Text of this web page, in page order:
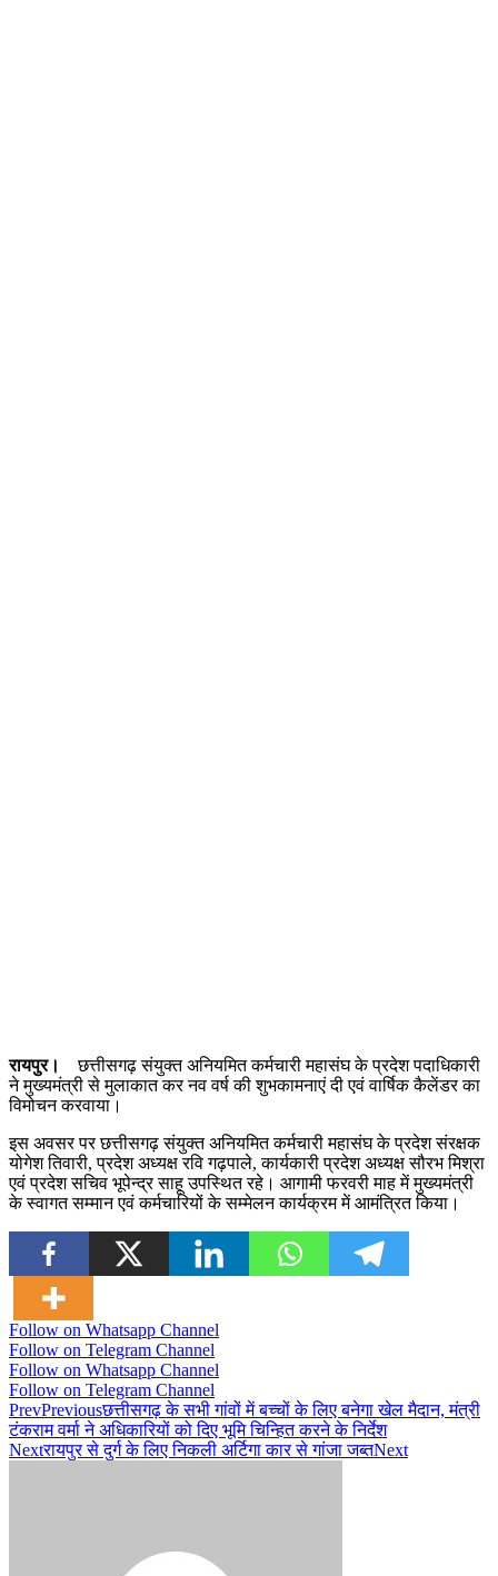
रायपुर।
छत्तीसगढ़ संयुक्त अनियमित कर्मचारी महासंघ के प्रदेश पदाधिकारी
ने मुख्यमंत्री से मुलाकात कर नव वर्ष की शुभकामनाएं दी एवं वार्षिक कैलेंडर का
विमोचन करवाया।
इस अवसर पर छत्तीसगढ़ संयुक्त अनियमित कर्मचारी महासंघ के प्रदेश संरक्षक
योगेश तिवारी, प्रदेश अध्यक्ष रवि गढ़पाले, कार्यकारी प्रदेश अध्यक्ष सौरभ मिश्रा
एवं प्रदेश सचिव भूपेन्द्र साहू उपस्थित रहे। आगामी फरवरी माह में मुख्यमंत्री
के स्वागत सम्मान एवं कर्मचारियों के सम्मेलन कार्यक्रम में आमंत्रित किया।
Follow on Whatsapp Channel
Follow on Telegram Channel
Follow on Whatsapp Channel
Follow on Telegram Channel
PrevPreviousछत्तीसगढ़ के सभी गांवों में बच्चों के लिए बनेगा खेल मैदान, मंत्री
टंकराम वर्मा ने अधिकारियों को दिए भूमि चिन्हित करने के निर्देश
Nextरायपुर से दुर्ग के लिए निकली अर्टिगा कार से गांजा जब्तNext